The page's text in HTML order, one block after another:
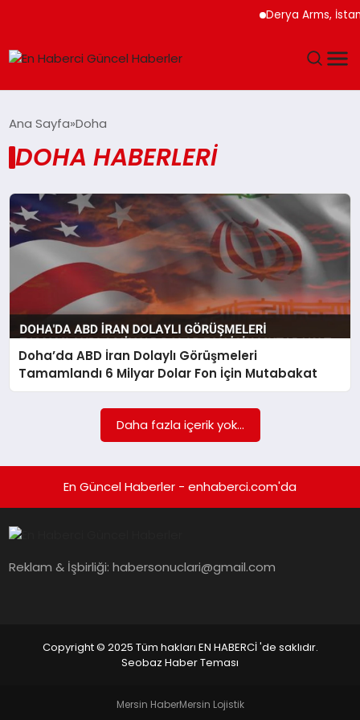
Derya Arms,
SPOR
SAĞLIK
TEKNOLOJI
MAGAZIN
DÜNYA
EKONOMI
Ana Sayfa Doha
DOHA HABERLERI
Doha’da ABD İran Dolaylı Görüşmeleri
Tamamlandı 6 Milyar Dolar Fon İçin Mutabakat
Daha fazla içerik yok...
En Güncel Haberler - enhaberci.com'da
Reklam & İşbirliği:habersonuclari@gmail.com
Copyright © 2025 Tüm hakları EN HABERCİ 'de saklıdır.
Seobaz Haber Teması
Mersin HaberMersin Lojistik